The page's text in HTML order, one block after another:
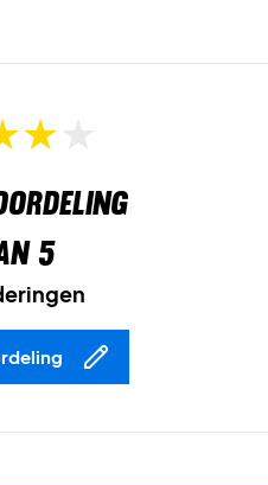
vandaag nog!
5